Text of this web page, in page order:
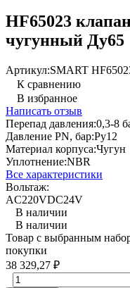
HF65023
чугунный Ду65
Артикул:SMART
К сравнению
В избранное
Написать отзыв
Перепад давления:0,3-8
Давление PN, бар:Ру12
Материал корпуса:Чугун
Уплотнение:NBR
Все характеристики
Вольтаж:
AC220VDC24V
В наличии
В наличии
Товар с выбранным
покупки
38 329,27 ₽